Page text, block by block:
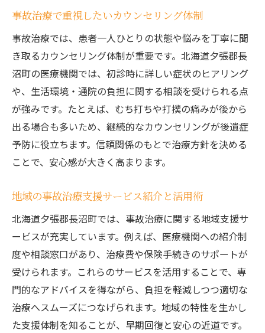
事故治療で重視したいカウンセリング体制
事故治療では、患者一人ひとりの状態や悩みを丁寧に聞
き取るカウンセリング体制が重要です。北海道夕張郡長
沼町の医療機関では、初診時に詳しい症状のヒアリング
や、生活環境・通院の負担に関する相談を受けられる点
が強みです。たとえば、むち打ちや打撲の痛みが後から
出る場合も多いため、継続的なカウンセリングが後遺症
予防に役立ちます。信頼関係のもとで治療方針を決める
ことで、安心感が大きく高まります。
地域の事故治療支援サービス紹介と活用術
北海道夕張郡長沼町では、事故治療に関する地域支援サ
ービスが充実しています。例えば、医療機関への紹介制
度や相談窓口があり、治療費や保険手続きのサポートが
受けられます。これらのサービスを活用することで、専
門的なアドバイスを得ながら、負担を軽減しつつ適切な
治療へスムーズにつなげられます。地域の特性を生かし
た支援体制を知ることが、早期回復と安心の近道です。